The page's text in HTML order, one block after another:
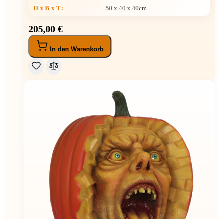
H x B x T: 50 x 40 x 40cm
205,00 €
In den Warenkorb